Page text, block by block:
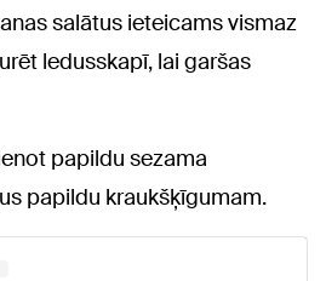
salātus ieteicams vismaz
ledusskapī, lai garšas
papildu sezama
papildu kraukšķīgumam.